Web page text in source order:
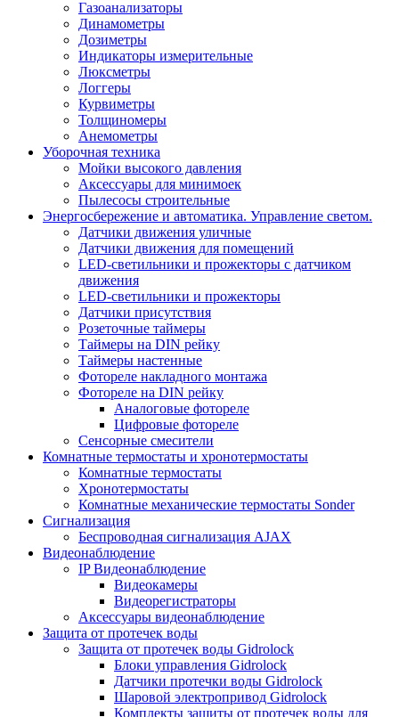
Газоанализаторы
Динамометры
Дозиметры
Индикаторы измерительные
Люксметры
Логгеры
Курвиметры
Толщиномеры
Анемометры
Уборочная техника
Мойки высокого давления
Аксессуары для минимоек
Пылесосы строительные
Энергосбережение и автоматика. Управление светом.
Датчики движения уличные
Датчики движения для помещений
LED-светильники и прожекторы с датчиком
движения
LED-светильники и прожекторы
Датчики присутствия
Розеточные таймеры
Таймеры на DIN рейку
Таймеры настенные
Фотореле накладного монтажа
Фотореле на DIN рейку
Аналоговые фотореле
Цифровые фотореле
Сенсорные смесители
Комнатные термостаты и хронотермостаты
Комнатные термостаты
Хронотермостаты
Комнатные механические термостаты Sonder
Сигнализация
Беспроводная сигнализация AJAX
Видеонаблюдение
IP Видеонаблюдение
Видеокамеры
Видеорегистраторы
Аксессуары видеонаблюдение
Защита от протечек воды
Защита от протечек воды Gidrolock
Блоки управления Gidrolock
Датчики протечки воды Gidrolock
Шаровой электропривод Gidrolock
Комплекты защиты от протечек воды для